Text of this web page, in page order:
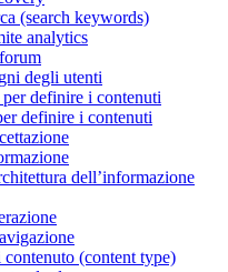
(search keywords)
analytics
degli utenti
definire i contenuti
definire i contenuti
dell’informazione
(content type)